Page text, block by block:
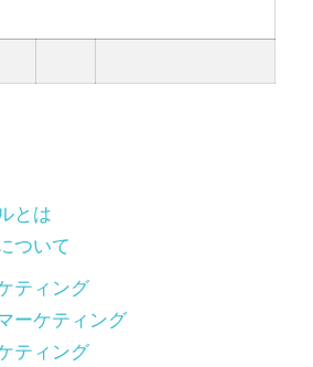
とは
ついて
ティング
ーケティング
ティング